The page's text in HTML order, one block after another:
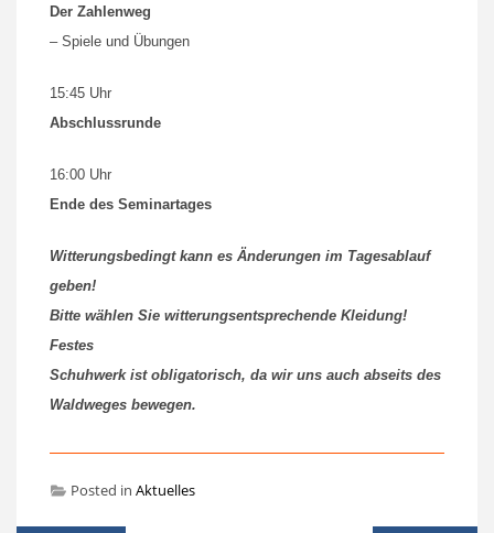
Der Zahlenweg
– Spiele und Übungen
15:45 Uhr
Abschlussrunde
16:00 Uhr
Ende des Seminartages
Witterungsbedingt kann es Änderungen im Tagesablauf
geben!
Bitte wählen Sie witterungsentsprechende Kleidung!
Festes
Schuhwerk ist obligatorisch, da wir uns auch abseits des
Waldweges bewegen.
Posted in Aktuelles